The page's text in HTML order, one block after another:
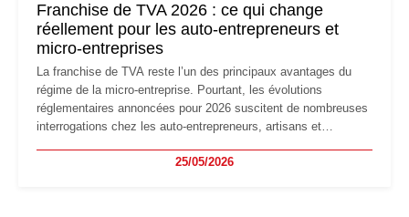
Franchise de TVA 2026 : ce qui change
réellement pour les auto-entrepreneurs et
micro-entreprises
La franchise de TVA reste l’un des principaux avantages du
régime de la micro-entreprise. Pourtant, les évolutions
réglementaires annoncées pour 2026 suscitent de nombreuses
interrogations chez les auto-entrepreneurs, artisans et
facturation ou risque de bascule vers la TVA : les règles
25/05/2026